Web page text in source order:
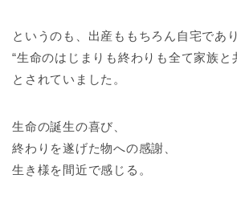
というのも、出産ももちろん自宅であり
“生命のはじまりも終わりも全て家族と
とされていました。
生命の誕生の喜び、
終わりを遂げた物への感謝、
生き様を間近で感じる。